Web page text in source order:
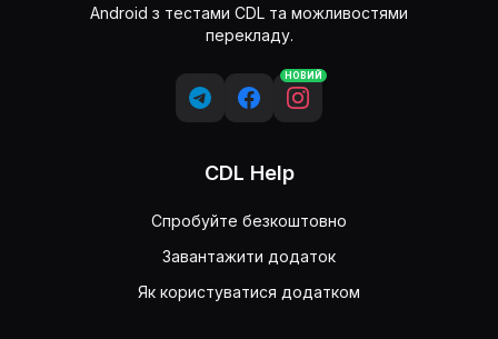
Android з тестами CDL та можливостями
перекладу.
НОВИЙ
CDL Help
Спробуйте безкоштовно
Завантажити додаток
Як користуватися додатком